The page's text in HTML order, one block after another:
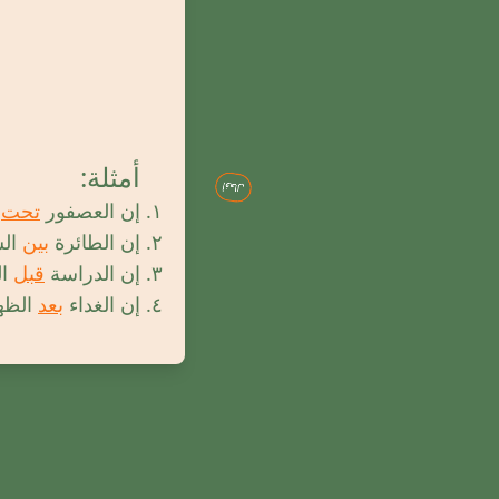
أفعال أمثلة:
إن العصفور تحت
إن الطائرة بين
إن الدراسة قبل
إن الغداء بعد